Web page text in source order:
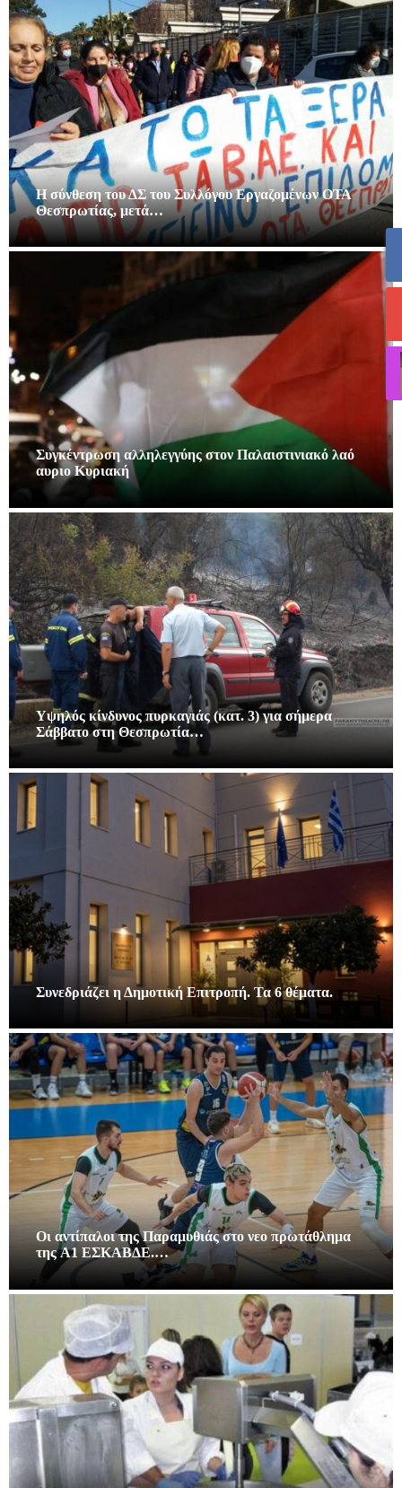
Η σύνθεση του ΔΣ του Συλλόγου Εργαζομένων ΟΤΑ
Θεσπρωτίας, μετά…
Συγκέντρωση αλληλεγγύης στον Παλαιστινιακό λαό
αυριο Κυριακή
Υψηλός κίνδυνος πυρκαγιάς (κατ. 3) για σήμερα
Σάββατο στη Θεσπρωτία…
Συνεδριάζει η Δημοτική Επιτροπή. Τα 6 θέματα.
Οι αντίπαλοι της Παραμυθιάς στο νεο πρωτάθλημα
της A1 ΕΣΚΑΒΔΕ.…